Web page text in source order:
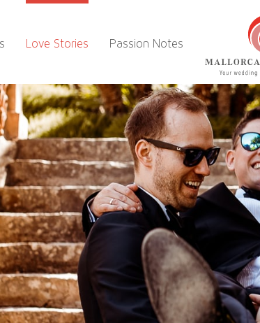
Love Stories Passion Notes